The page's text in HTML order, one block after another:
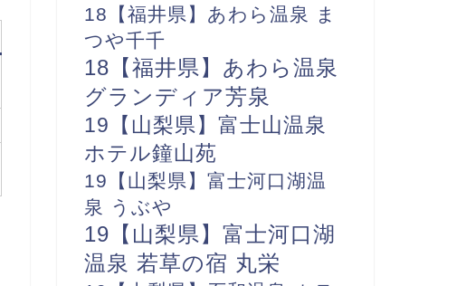
18【福井県】あわら温泉 ま
つや千千
18【福井県】あわら温泉
グランディア芳泉
19【山梨県】富士山温泉
ホテル鐘山苑
19【山梨県】富士河口湖温
泉 うぶや
19【山梨県】富士河口湖
温泉 若草の宿 丸栄